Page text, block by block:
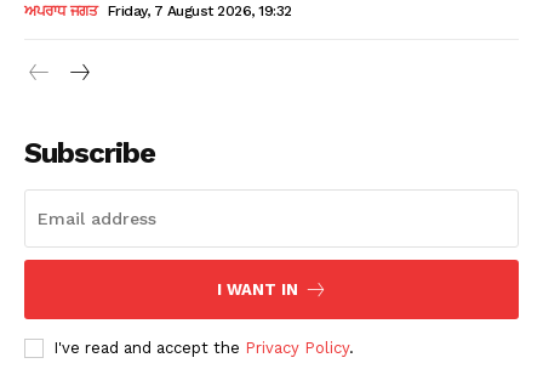
ਅਪਰਾਧ ਜਗਤ Friday, 7 August 2026, 19:32
Subscribe
I WANT IN
I've read and accept the Privacy Policy.